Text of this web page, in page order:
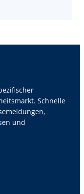
Schnelle
und